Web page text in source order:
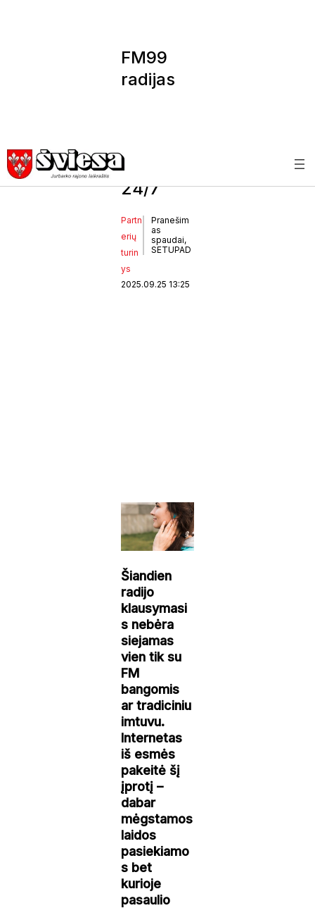
FM99
radijas
s gyvai
24/7
Partn
erių
turin
ys
Pranešim
as
spaudai,
SETUPAD
2025.09.25 13:25
Šiandien
radijo
klausymasi
s nebėra
siejamas
vien tik su
FM
bangomis
ar tradiciniu
imtuvu.
Internetas
iš esmės
pakeitė šį
įprotį –
dabar
mėgstamos
laidos
pasiekiamo
s bet
kurioje
pasaulio